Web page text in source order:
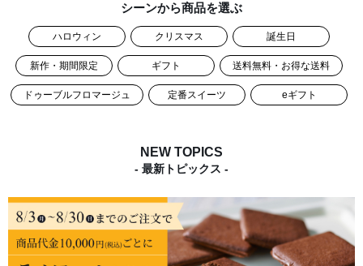
シーンから商品を選ぶ
ハロウィン クリスマス 誕生日
新作・期間限定 ギフト 送料無料・お得な送料
ドゥーブルフロマージュ 定番スイーツ eギフト
NEW TOPICS
- 最新トピックス -